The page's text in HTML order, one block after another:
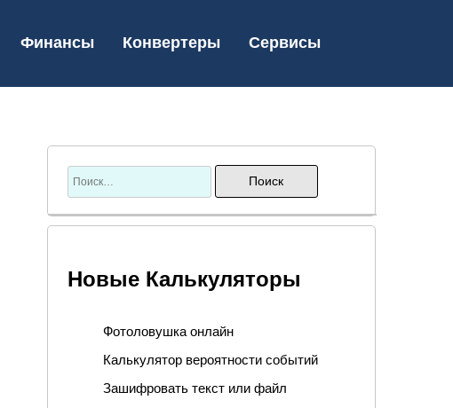
Финансы Конвертеры Сервисы
Новые Калькуляторы
Фотоловушка онлайн
Калькулятор вероятности событий
Зашифровать текст или файл